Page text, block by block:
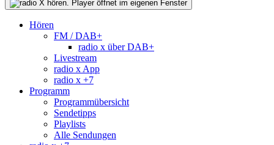
Hören
FM / DAB+
radio x über DAB+
Livestream
radio x App
radio x +7
Programm
Programmübersicht
Sendetipps
Playlists
Alle Sendungen